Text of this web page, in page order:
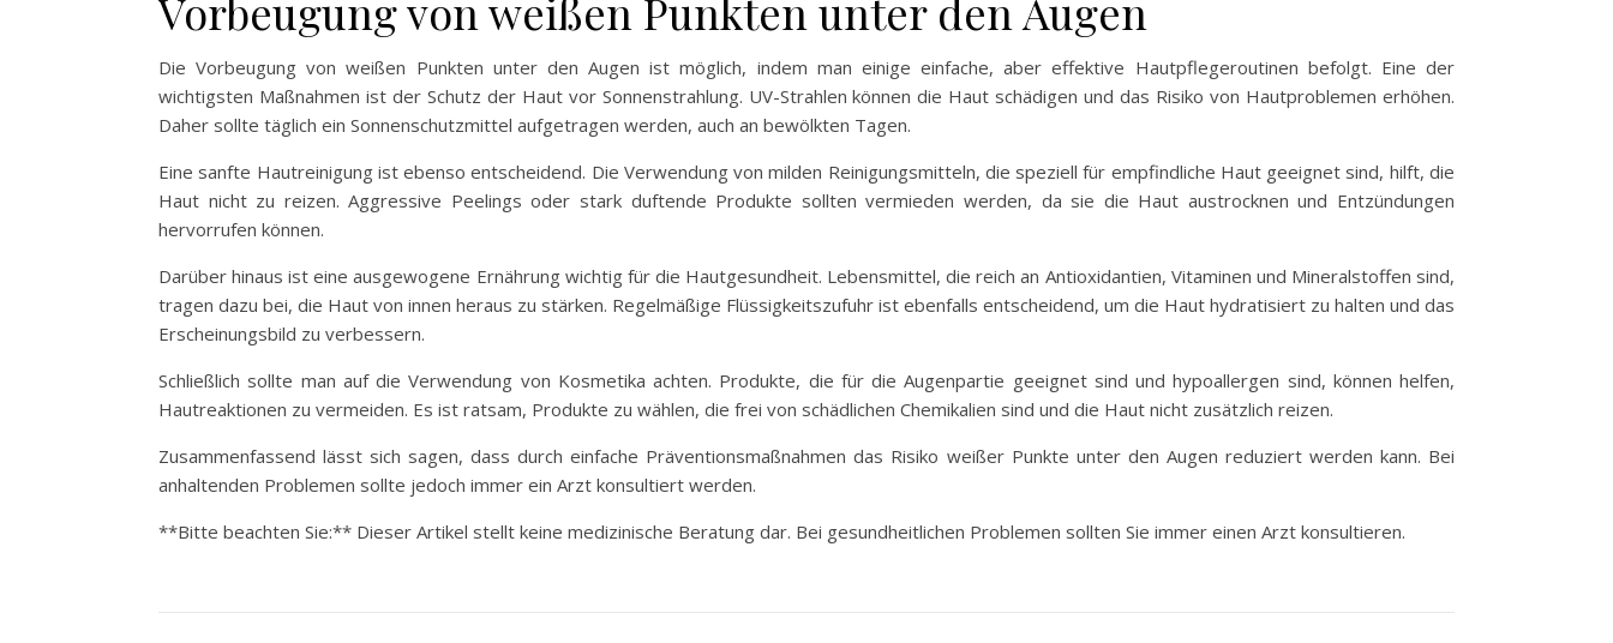
Vorbeugung von weißen Punkten unter den Augen
Die Vorbeugung von weißen Punkten unter den Augen ist möglich, indem man einige einfache, aber effektive Hautpflegeroutinen befolgt. Eine der
wichtigsten Maßnahmen ist der Schutz der Haut vor Sonnenstrahlung. UV-Strahlen können die Haut schädigen und das Risiko von Hautproblemen erhöhen.
Daher sollte täglich ein Sonnenschutzmittel aufgetragen werden, auch an bewölkten Tagen.
Eine sanfte Hautreinigung ist ebenso entscheidend. Die Verwendung von milden Reinigungsmitteln, die speziell für empfindliche Haut geeignet sind, hilft, die
Haut nicht zu reizen. Aggressive Peelings oder stark duftende Produkte sollten vermieden werden, da sie die Haut austrocknen und Entzündungen
hervorrufen können.
Darüber hinaus ist eine ausgewogene Ernährung wichtig für die Hautgesundheit. Lebensmittel, die reich an Antioxidantien, Vitaminen und Mineralstoffen sind,
tragen dazu bei, die Haut von innen heraus zu stärken. Regelmäßige Flüssigkeitszufuhr ist ebenfalls entscheidend, um die Haut hydratisiert zu halten und das
Erscheinungsbild zu verbessern.
Schließlich sollte man auf die Verwendung von Kosmetika achten. Produkte, die für die Augenpartie geeignet sind und hypoallergen sind, können helfen,
Hautreaktionen zu vermeiden. Es ist ratsam, Produkte zu wählen, die frei von schädlichen Chemikalien sind und die Haut nicht zusätzlich reizen.
Zusammenfassend lässt sich sagen, dass durch einfache Präventionsmaßnahmen das Risiko weißer Punkte unter den Augen reduziert werden kann. Bei
anhaltenden Problemen sollte jedoch immer ein Arzt konsultiert werden.
**Bitte beachten Sie:** Dieser Artikel stellt keine medizinische Beratung dar. Bei gesundheitlichen Problemen sollten Sie immer einen Arzt konsultieren.